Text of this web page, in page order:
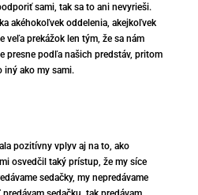
sami, tak sa to ani nevyrieši.
akéhokoľvek oddelenia, akejkoľvek
veľa prekážok len tým, že sa nám
presne podľa našich predstáv, pritom
iný ako my sami.
pozitívny vplyv aj na to, ako
osvedčil taký prístup, že my síce
sedačky, my nepredávame